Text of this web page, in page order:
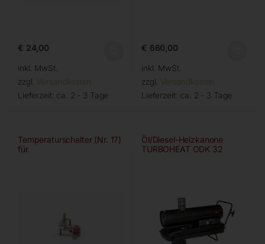
€ 24,00
inkl. MwSt.
zzgl. Versandkosten
Lieferzeit: ca. 2 - 3 Tage
€ 660,00
inkl. MwSt.
zzgl. Versandkosten
Lieferzeit: ca. 2 - 3 Tage
Temperaturschalter (Nr. 17)
für
Öl/Diesel-Heizkanone
TURBOHEAT ODK 32